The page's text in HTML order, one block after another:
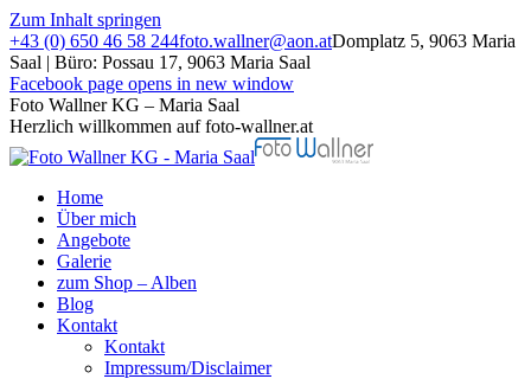
Zum Inhalt springen
+43 (0) 650 46 58 244foto.wallner@aon.atDomplatz 5, 9063 Maria
Saal | Büro: Possau 17, 9063 Maria Saal
Facebook page opens in new window
Foto Wallner KG – Maria Saal
Herzlich willkommen auf foto-wallner.at
Home
Über mich
Angebote
Galerie
zum Shop – Alben
Blog
Kontakt
Kontakt
Impressum/Disclaimer